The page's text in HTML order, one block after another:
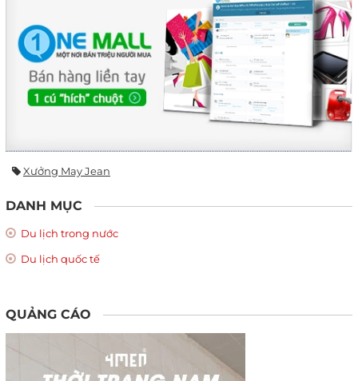
Xưởng May Jean
DANH MỤC
Du lịch trong nước
Du lịch quốc tế
QUẢNG CÁO